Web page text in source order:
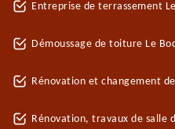
Entreprise de terrassement
Démoussage de toiture Le
Rénovation et changement
Rénovation, travaux de salle